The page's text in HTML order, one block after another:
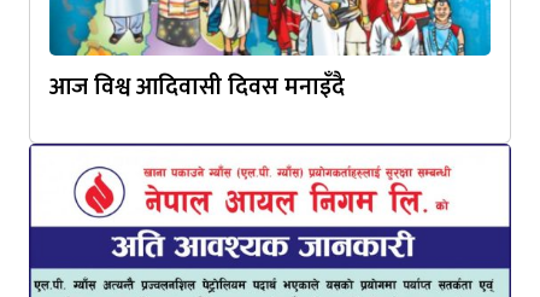
आज विश्व आदिवासी दिवस मनाइँदै